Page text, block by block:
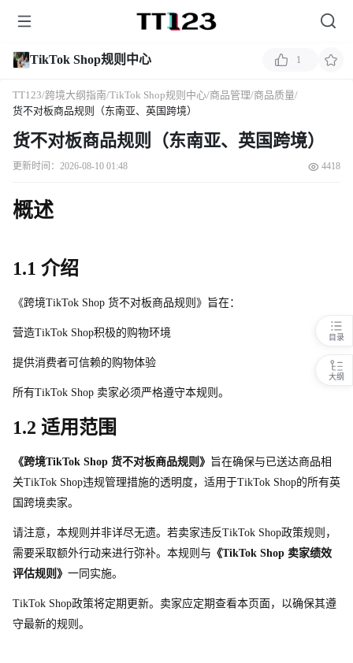
TikTok Shop规则中心 1
TT123/跨境大纲指南/TikTok Shop规则中心/商品管理/商品质量/
货不对板商品规则（东南亚、英国跨境）
货不对板商品规则（东南亚、英国跨境）
更新时间：2026-08-10 01:48 4418
概述
1.1 介绍
《跨境TikTok Shop 货不对板商品规则》旨在：
营造TikTok Shop积极的购物环境
提供消费者可信赖的购物体验
所有TikTok Shop 卖家必须严格遵守本规则。
1.2 适用范围
《跨境TikTok Shop 货不对板商品规则》 旨在确保与已送达商品相
关TikTok Shop违规管理措施的透明度，适用于TikTok Shop的所有英
国跨境卖家。
请注意，本规则并非详尽无遗。若卖家违反TikTok Shop政策规则，
需要采取额外行动来进行弥补。本规则与 《TikTok Shop 卖家绩效
评估规则》 一同实施。
TikTok Shop政策将定期更新。卖家应定期查看本页面，以确保其遵
守最新的规则。
目录
大纲